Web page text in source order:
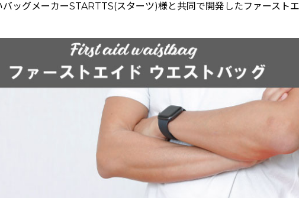
バッグメーカーSTARTTS(スターツ)様と共同で開発したファースト